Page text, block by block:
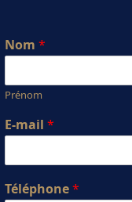
Nom *
Prénom
E-mail *
Téléphone*